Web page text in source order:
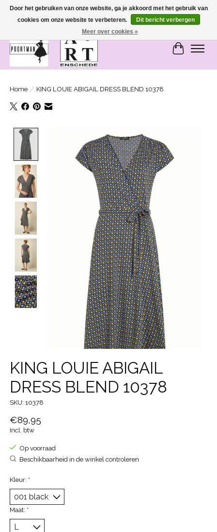
SASHIONABLE - damesmode in Bemmel en Enschede
Home / KING LOUIE ABIGAIL DRESS BLEND 10378
Product image slideshow Items
KING LOUIE ABIGAIL
DRESS BLEND 10378
SKU: 10378
€89,95
Incl. btw
Op voorraad
Beschikbaarheid in de winkel controleren
Kleur: *
Maat: *
Door het gebruiken van onze website, ga je akkoord met het gebruik van
cookies om onze website te verbeteren.
Dit bericht verbergen
Meer over cookies »